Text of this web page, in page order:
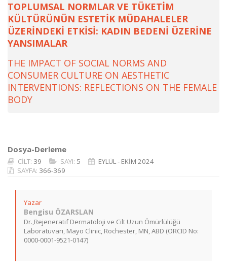
TOPLUMSAL NORMLAR VE TÜKETİM
KÜLTÜRÜNÜN ESTETİK MÜDAHALELER
ÜZERİNDEKİ ETKİSİ: KADIN BEDENİ ÜZERİNE
YANSIMALAR
THE IMPACT OF SOCIAL NORMS AND
CONSUMER CULTURE ON AESTHETIC
INTERVENTIONS: REFLECTIONS ON THE FEMALE
BODY
Dosya-Derleme
CİLT: 39 SAYI: 5
EYLÜL - EKİM 2024
SAYFA: 366-369
Yazar
Bengisu ÖZARSLAN
Dr.,Rejeneratif Dermatoloji ve Cilt Uzun Ömürlülüğü
Laboratuvarı, Mayo Clinic, Rochester, MN, ABD (ORCID No:
0000-0001-9521-0147)